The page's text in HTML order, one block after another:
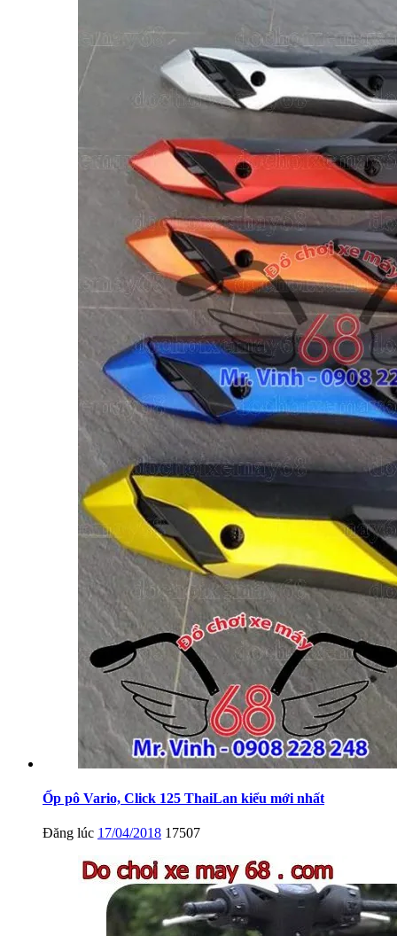
Ốp pô Vario, Click 125 ThaiLan kiểu mới nhất
Đăng lúc 17/04/2018 17507